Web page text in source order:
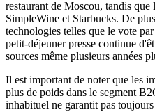
restaurant de Moscou, tandis
SimpleWine et Starbucks. De
technologies telles que le vote
petit-déjeuner presse continue
sources même plusieurs années
Il est important de noter que les
plus de poids dans le segment
inhabituel ne garantit pas